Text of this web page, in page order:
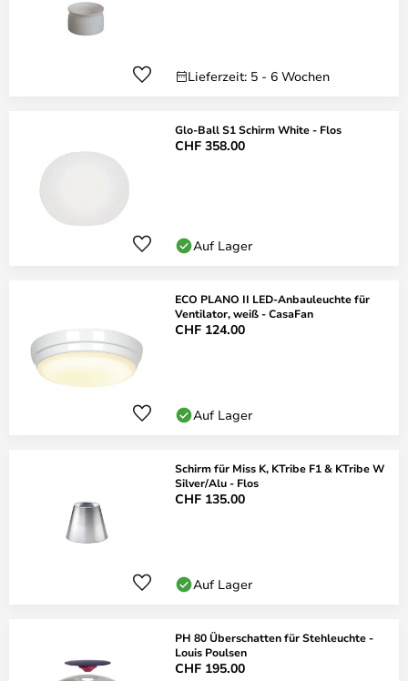
Lieferzeit: 5 - 6 Wochen
Glo-Ball S1 Schirm White - Flos
CHF 358.00
Auf Lager
ECO PLANO II LED-Anbauleuchte für
Ventilator, weiß - CasaFan
CHF 124.00
Auf Lager
Schirm für Miss K, KTribe F1 & KTribe W
Silver/Alu - Flos
CHF 135.00
Auf Lager
PH 80 Überschatten für Stehleuchte -
Louis Poulsen
CHF 195.00